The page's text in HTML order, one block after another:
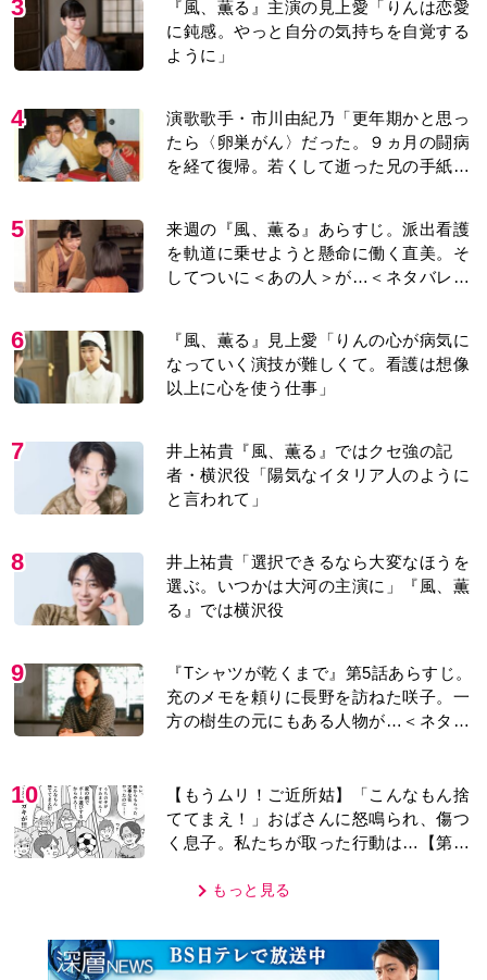
7
井上祐貴『風、薫る』ではクセ強の記
者・横沢役「陽気なイタリア人のように
と言われて」
8
井上祐貴「選択できるなら大変なほうを
選ぶ。いつかは大河の主演に」『風、薫
る』では横沢役
9
『Tシャツが乾くまで』第5話あらすじ。
充のメモを頼りに長野を訪ねた咲子。一
方の樹生の元にもある人物が…＜ネタバ
10
【もうムリ！ご近所姑】「こんなもん捨
ててまえ！」おばさんに怒鳴られ、傷つ
もっと見る